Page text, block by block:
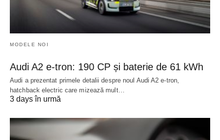
MODELE NOI
Audi A2 e-tron: 190 CP și baterie de 61 kWh
Audi a prezentat primele detalii despre noul Audi A2 e-tron,
hatchback electric care mizează mult…
3 days în urmă